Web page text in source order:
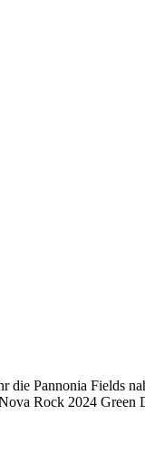
Pannonia Fields
Rock 2024